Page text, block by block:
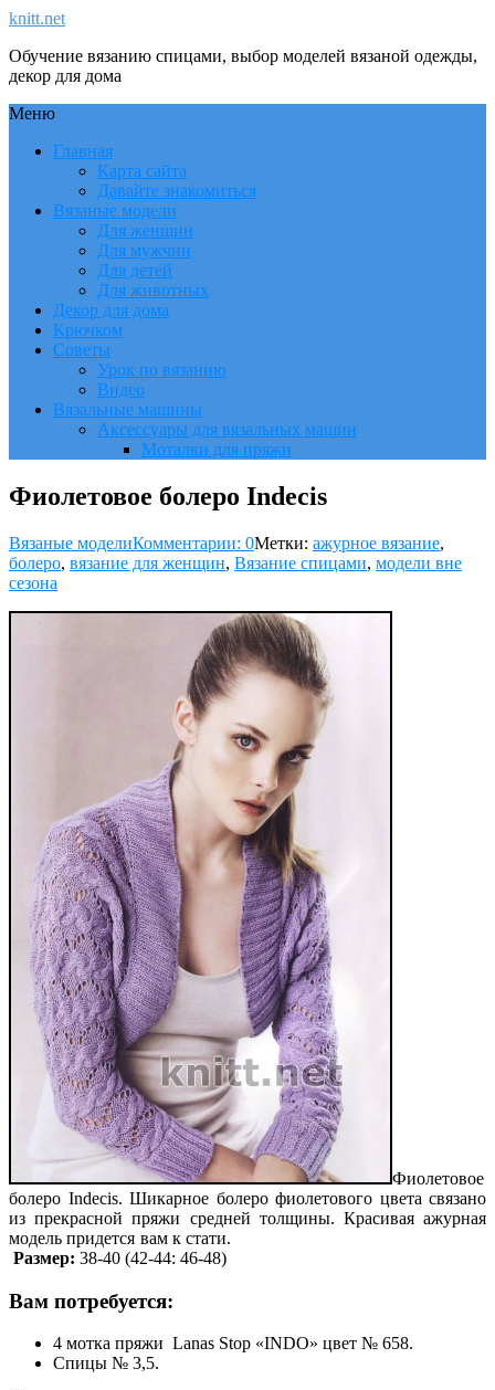
knitt.net
Обучение вязанию спицами, выбор моделей вязаной одежды,
декор для дома
Меню
Главная
Карта сайта
Давайте знакомиться
Вязаные модели
Для женщин
Для мужчин
Для детей
Для животных
Декор для дома
Крючком
Советы
Урок по вязанию
Видео
Вязальные машины
Аксессуары для вязальных машин
Моталки для пряжи
Фиолетовое болеро Indecis
Вязаные моделиКомментарии: 0Метки: ажурное вязание,
болеро, вязание для женщин, Вязание спицами, модели вне
сезона
Фиолетовое
болеро Indecis. Шикарное болеро фиолетового цвета связано
из прекрасной пряжи средней толщины. Красивая ажурная
модель придется вам к стати.
Размер: 38-40 (42-44: 46-48)
Вам потребуется:
4 мотка пряжи Lanas Stop «INDO» цвет № 658.
Спицы № 3,5.